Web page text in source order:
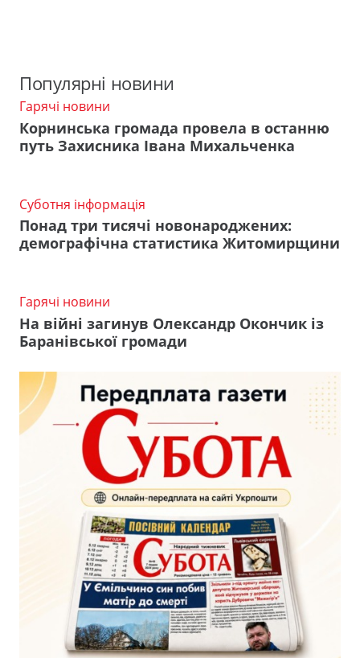
Популярні новини
Гарячі новини
Корнинська громада провела в останню
путь Захисника Івана Михальченка
Суботня інформація
Понад три тисячі новонароджених:
демографічна статистика Житомирщини
Гарячі новини
На війні загинув Олександр Окончик із
Баранівської громади